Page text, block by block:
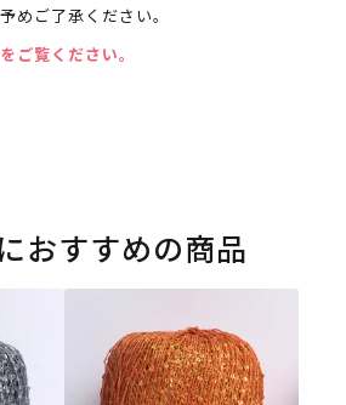
めご了承ください。
ご覧ください。
おすすめの商品